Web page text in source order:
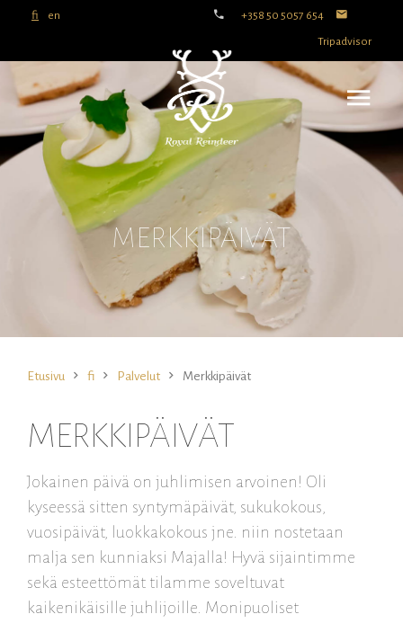
fi en +358 50 5057 654
Tripadvisor
MERKKIPÄIVÄT
Etusivu fi Palvelut Merkkipäivät
MERKKIPÄIVÄT
Jokainen päivä on juhlimisen arvoinen! Oli
kyseessä sitten syntymäpäivät, sukukokous,
vuosipäivät, luokkakokous jne. niin nostetaan
malja sen kunniaksi Majalla! Hyvä sijaintimme
sekä esteettömät tilamme soveltuvat
kaikenikäisille juhlijoille. Monipuoliset